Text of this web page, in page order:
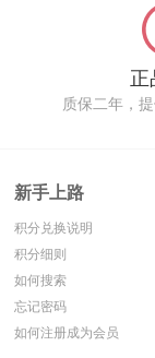
正
质保二年，
新手上路
积分兑换说明
积分细则
如何搜索
忘记密码
如何注册成为会员